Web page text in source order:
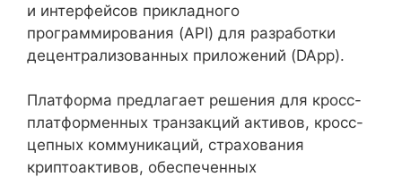
и интерфейсов прикладного
программирования (API) для разработки
децентрализованных приложений (DApp).
Платформа предлагает решения для кросс-
платформенных транзакций активов, кросс-
цепных коммуникаций, страхования
криптоактивов, обеспеченных